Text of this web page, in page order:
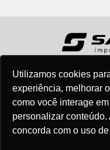
Utilizamos cookies
experiência, melhorar
como você interage
personalizar
concorda com o uso
Santana - Importação e
Atendimento por